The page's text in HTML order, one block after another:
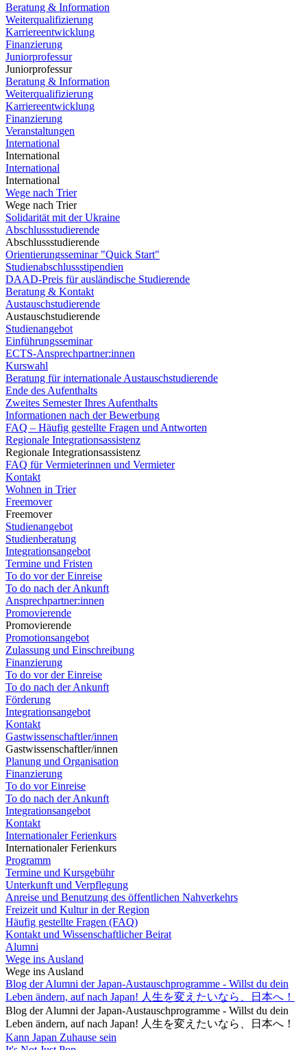
Beratung & Information
Weiterqualifizierung
Karriereentwicklung
Finanzierung
Juniorprofessur
Juniorprofessur
Beratung & Information
Weiterqualifizierung
Karriereentwicklung
Finanzierung
Veranstaltungen
International
International
International
International
Wege nach Trier
Wege nach Trier
Solidarität mit der Ukraine
Abschlussstudierende
Abschlussstudierende
Orientierungsseminar "Quick Start"
Studienabschlussstipendien
DAAD-Preis für ausländische Studierende
Beratung & Kontakt
Austauschstudierende
Austauschstudierende
Studienangebot
Einführungsseminar
ECTS-Ansprechpartner:innen
Kurswahl
Beratung für internationale Austauschstudierende
Ende des Aufenthalts
Zweites Semester Ihres Aufenthalts
Informationen nach der Bewerbung
FAQ – Häufig gestellte Fragen und Antworten
Regionale Integrationsassistenz
Regionale Integrationsassistenz
FAQ für Vermieterinnen und Vermieter
Kontakt
Wohnen in Trier
Freemover
Freemover
Studienangebot
Studienberatung
Integrationsangebot
Termine und Fristen
To do vor der Einreise
To do nach der Ankunft
Ansprechpartner:innen
Promovierende
Promovierende
Promotionsangebot
Zulassung und Einschreibung
Finanzierung
To do vor der Einreise
To do nach der Ankunft
Förderung
Integrationsangebot
Kontakt
Gastwissenschaftler/innen
Gastwissenschaftler/innen
Planung und Organisation
Finanzierung
To do vor Einreise
To do nach der Ankunft
Integrationsangebot
Kontakt
Internationaler Ferienkurs
Internationaler Ferienkurs
Programm
Termine und Kursgebühr
Unterkunft und Verpflegung
Anreise und Benutzung des öffentlichen Nahverkehrs
Freizeit und Kultur in der Region
Häufig gestellte Fragen (FAQ)
Kontakt und Wissenschaftlicher Beirat
Alumni
Wege ins Ausland
Wege ins Ausland
Blog der Alumni der Japan-Austauschprogramme - Willst du dein
Leben ändern, auf nach Japan! 人生を変えたいなら、日本へ！
Blog der Alumni der Japan-Austauschprogramme - Willst du dein
Leben ändern, auf nach Japan! 人生を変えたいなら、日本へ！
Kann Japan Zuhause sein